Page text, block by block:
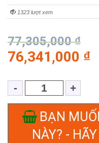
1323 lượt xem
77,305,000₫
76,341,000 ₫
BẠN
NÀY? -